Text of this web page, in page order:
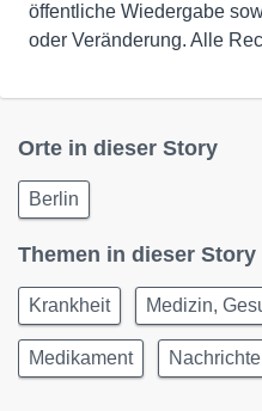
öffentliche Wiedergabe
oder Veränderung. Alle
Orte in dieser Story
Berlin
Themen in dieser Story
Krankheit Medizin,
Medikament